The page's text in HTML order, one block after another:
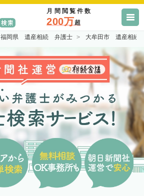
月間閲覧件数
200万超
福岡県 遺産相続 弁護士 大牟田市 遺産相続